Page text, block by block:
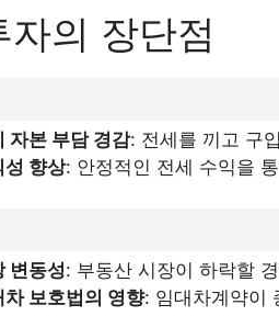
자의 장단점
자본 부담 경감: 전세를 끼고 구
성 향상: 안정적인 전세 수익을
변동성: 부동산 시장이 하락할
차 보호법의 영향: 임대차계약이